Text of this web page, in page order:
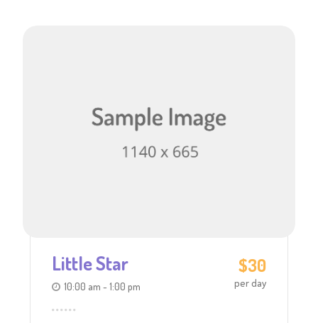
$30
per day
Little Star
10:00 am - 1:00 pm